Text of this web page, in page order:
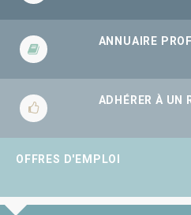
ANNUAIRE
ADHÉRER À UN
OFFRES D'EMPLOI